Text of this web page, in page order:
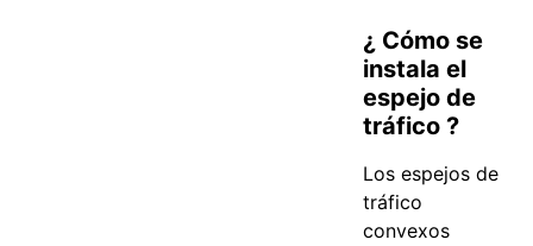
¿ Cómo se
instala el
espejo de
tráfico ?
Los espejos de
tráfico
convexos